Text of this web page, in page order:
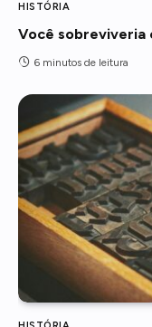
HISTÓRIA
Você sobreviveria
6 minutos de leitura